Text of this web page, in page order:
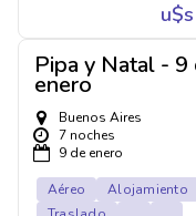
Pipa y Natal - 9
enero
Buenos Aires
7 noches
9 de enero
Aéreo
Alojamiento